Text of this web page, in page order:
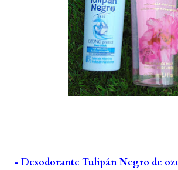
- Desodorante Tulipán Negro de